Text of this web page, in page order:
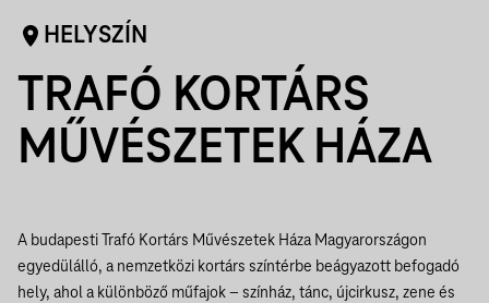
HELYSZÍN
TRAFÓ KORTÁRS
MŰVÉSZETEK HÁZA
A budapesti Trafó Kortárs Művészetek Háza Magyarországon
egyedülálló, a nemzetközi kortárs színtérbe beágyazott befogadó
hely, ahol a különböző műfajok – színház, tánc, újcirkusz, zene és